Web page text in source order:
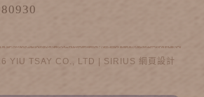
YIU TSAY CO., LTD | SIRIUS 網頁設計